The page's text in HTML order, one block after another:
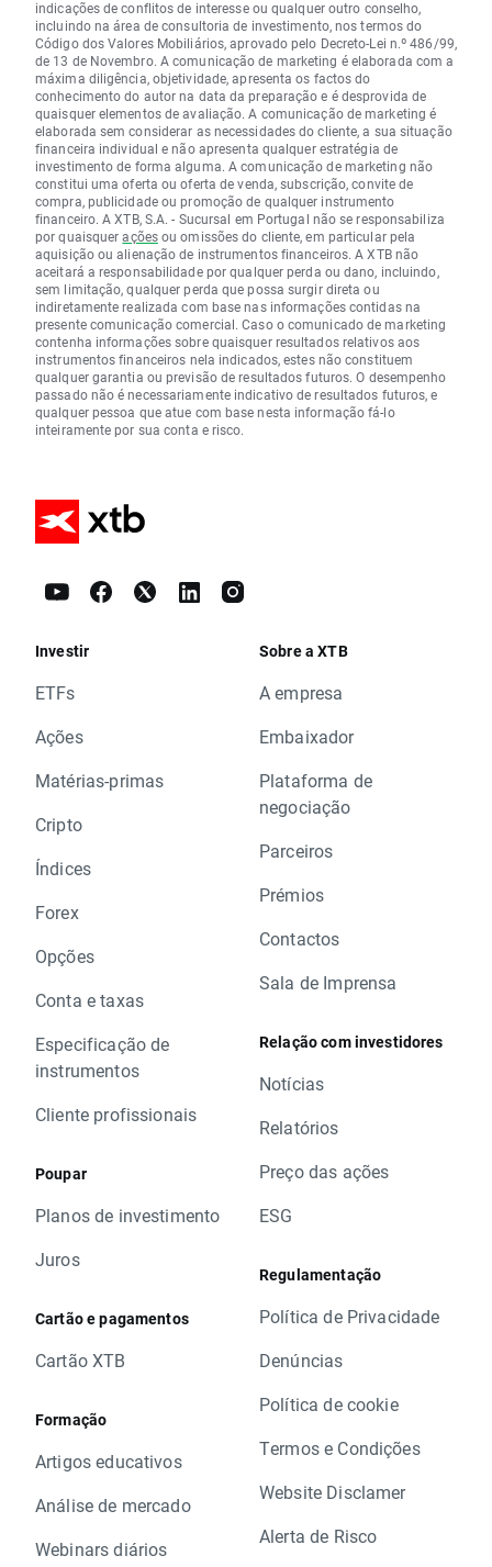
indicações de conflitos de interesse ou qualquer outro conselho,
incluindo na área de consultoria de investimento, nos termos do
Código dos Valores Mobiliários, aprovado pelo Decreto-Lei n.º 486/99,
de 13 de Novembro. A comunicação de marketing é elaborada com a
máxima diligência, objetividade, apresenta os factos do
conhecimento do autor na data da preparação e é desprovida de
quaisquer elementos de avaliação. A comunicação de marketing é
elaborada sem considerar as necessidades do cliente, a sua situação
financeira individual e não apresenta qualquer estratégia de
investimento de forma alguma. A comunicação de marketing não
constitui uma oferta ou oferta de venda, subscrição, convite de
compra, publicidade ou promoção de qualquer instrumento
financeiro. A XTB, S.A. - Sucursal em Portugal não se responsabiliza
por quaisqueraçõesou omissões do cliente, em particular pela
aquisição ou alienação de instrumentos financeiros. A XTB não
aceitará a responsabilidade por qualquer perda ou dano, incluindo,
sem limitação, qualquer perda que possa surgir direta ou
indiretamente realizada com base nas informações contidas na
presente comunicação comercial. Caso o comunicado de marketing
contenha informações sobre quaisquer resultados relativos aos
instrumentos financeiros nela indicados, estes não constituem
qualquer garantia ou previsão de resultados futuros. O desempenho
passado não é necessariamente indicativo de resultados futuros, e
qualquer pessoa que atue com base nesta informação fá-lo
inteiramente por sua conta e risco.
Investir
ETFs
Ações
Matérias-primas
Cripto
Índices
Forex
Opções
Conta e taxas
Especificação de
instrumentos
Cliente profissionais
Poupar
Planos de investimento
Juros
Cartão e pagamentos
Cartão XTB
Formação
Artigos educativos
Análise de mercado
Webinars diários
Sobre a XTB
A empresa
Embaixador
Plataforma de
negociação
Parceiros
Prémios
Contactos
Sala de Imprensa
Relação com investidores
Notícias
Relatórios
Preço das ações
ESG
Regulamentação
Política de Privacidade
Denúncias
Política de cookie
Termos e Condições
Website Disclamer
Alerta de Risco